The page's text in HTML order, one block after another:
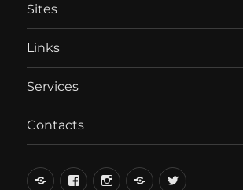
Sites
Links
Services
Contacts
вКонтакте
FacebookInstagramLiveJournal
Twitter